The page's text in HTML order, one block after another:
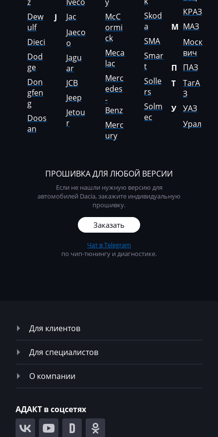
Volkswagen
Volvo
WackerNeuson
Weidemann
Weiler
Wirtgen
Yanmar
Yutong
ЗАЗ
ЗИЛ
КАвЗ
КРАЗ
Dew
ulf
Dieci
Dod
ge
Don
gfen
g
Doos
an
J
Jac
Jaeco
o
Jagu
ar
JCB
Jeep
Jetou
r
McC
ormi
ck
Meca
lac
Merc
edes
-
Benz
Merc
ury
Skod
a
SMA
Smar
t
Solle
rs
Solm
ec
КРАЗ
М МАЗ
Моск
вич
П
ПАЗ
Т
ТагА
З
У
УАЗ
Урал
ПРОШИВКА ДЛЯ ЛЮБОЙ ВЕРСИИ
Если не нашли нужную версию для
автомобилей Dacia, закажите индивидуальную
прошивку.
Заказать
Чат в Telegram
по чип-тюнингу и диагностике.
Для клиентов
Для специалистов
О компании
АДАКТ в соцсетях